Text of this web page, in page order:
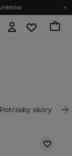
Potrzeby skóry